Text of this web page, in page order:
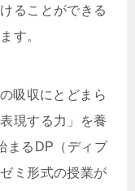
ることができる
す。
吸収にとどまら
現する力」を養
まるDP（ディプ
ミ形式の授業が